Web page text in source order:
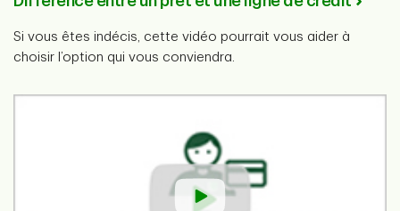
Si vous êtes indécis, cette vidéo pourrait vous aider à
choisir l’option qui vous conviendra.